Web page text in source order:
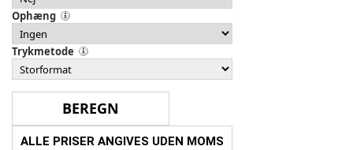
Ophæng
Trykmetode
ALLE PRISER ANGIVES UDEN MOMS